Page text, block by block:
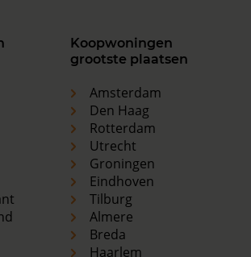
Koopwoningen
grootste plaatsen
Amsterdam
Den Haag
Rotterdam
Utrecht
Groningen
Eindhoven
Tilburg
Almere
Breda
Haarlem